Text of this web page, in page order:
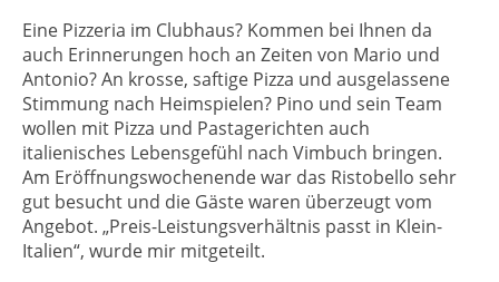
Eine Pizzeria im Clubhaus? Kommen bei Ihnen da
auch Erinnerungen hoch an Zeiten von Mario und
Antonio? An krosse, saftige Pizza und ausgelassene
Stimmung nach Heimspielen? Pino und sein Team
wollen mit Pizza und Pastagerichten auch
italienisches Lebensgefühl nach Vimbuch bringen.
Am Eröffnungswochenende war das Ristobello sehr
gut besucht und die Gäste waren überzeugt vom
Angebot. „Preis-Leistungsverhältnis passt in Klein-
Italien“, wurde mir mitgeteilt.